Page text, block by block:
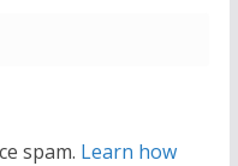
spam. Learn how